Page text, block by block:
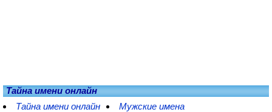
Тайна имени онлайн
Тайна имени онлайн
Мужские имена